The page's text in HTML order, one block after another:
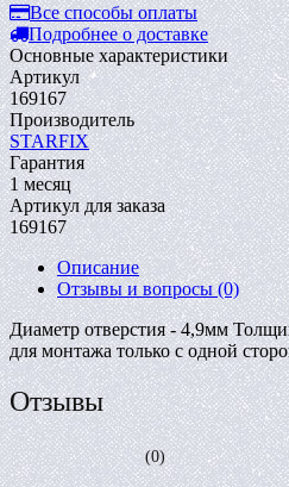
Все способы оплаты
Подробнее о доставке
Основные характеристики
Артикул
169167
Производитель
STARFIX
Гарантия
1 месяц
Артикул для заказа
169167
Описание
Отзывы и вопросы(0)
Диаметр отверстия - 4,9мм
для монтажа только с одной
Отзывы
(0)